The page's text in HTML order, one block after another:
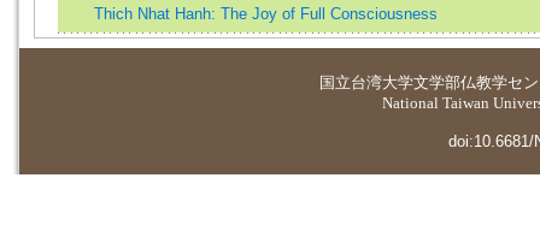
Thich Nhat Hanh: The Joy of Full Consciousness
国立台湾大学文学部仏教学セ
National Taiwan
doi:10.6681/